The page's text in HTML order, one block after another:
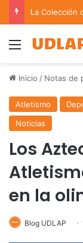
Menu
Inicio / Notas de
Atletismo
Noticias
Los
en la
Blog UDLAP